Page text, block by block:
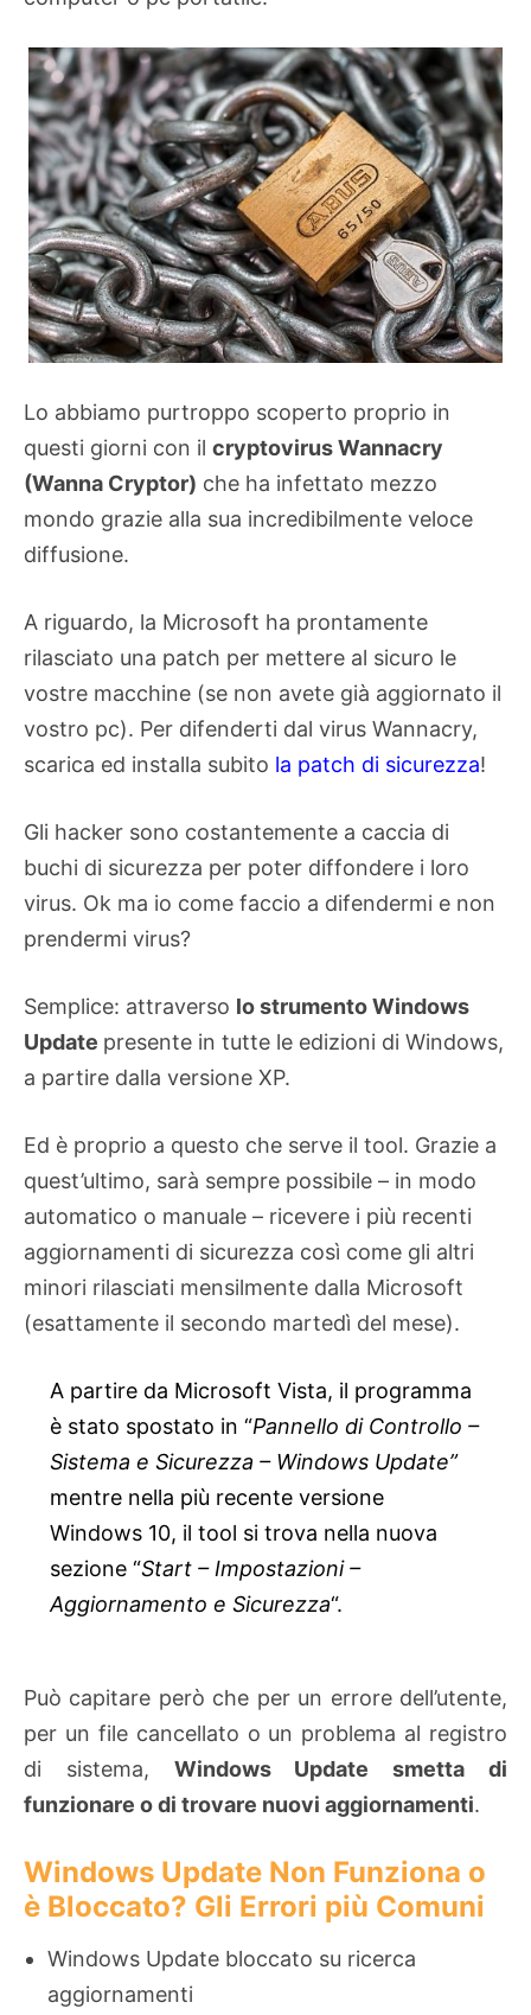
Lo abbiamo purtroppo scoperto proprio in
questi giorni con il cryptovirus Wannacry
(Wanna Cryptor) che ha infettato mezzo
mondo grazie alla sua incredibilmente veloce
diffusione.
A riguardo, la Microsoft ha prontamente
rilasciato una patch per mettere al sicuro le
vostre macchine (se non avete già aggiornato il
vostro pc). Per difenderti dal virus Wannacry,
scarica ed installa subito la patch di sicurezza!
Gli hacker sono costantemente a caccia di
buchi di sicurezza per poter diffondere i loro
virus. Ok ma io come faccio a difendermi e non
prendermi virus?
Semplice: attraverso lo strumento Windows
Update presente in tutte le edizioni di Windows,
a partire dalla versione XP.
Ed è proprio a questo che serve il tool. Grazie a
quest’ultimo, sarà sempre possibile – in modo
automatico o manuale – ricevere i più recenti
aggiornamenti di sicurezza così come gli altri
minori rilasciati mensilmente dalla Microsoft
(esattamente il secondo martedì del mese).
A partire da Microsoft Vista, il programma
è stato spostato in “Pannello di Controllo –
Sistema e Sicurezza – Windows Update”
mentre nella più recente versione
Windows 10, il tool si trova nella nuova
sezione “Start – Impostazioni –
Aggiornamento e Sicurezza“.
Può capitare però che per un errore dell’utente,
per un file cancellato o un problema al registro
di sistema, Windows Update smetta di
funzionare o di trovare nuovi aggiornamenti.
Windows Update Non Funziona o
è Bloccato? Gli Errori più Comuni
Windows Update bloccato su ricerca
aggiornamenti